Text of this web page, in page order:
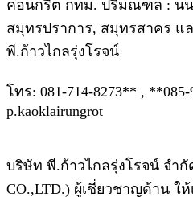
คอนกรีต กทม. ปริมณฑล : น
สมุทรปราการ, สมุทรสาคร แ
พี.ก้าวไกลรุ่งโรจน์
โทร: 081-714-8273** ,
p.kaoklairungrot
บริษัท พี.ก้าวไกลรุ่งโรจน์ จำกั
CO.,LTD.) ผู้เชี่ยวชาญด้าน ใ